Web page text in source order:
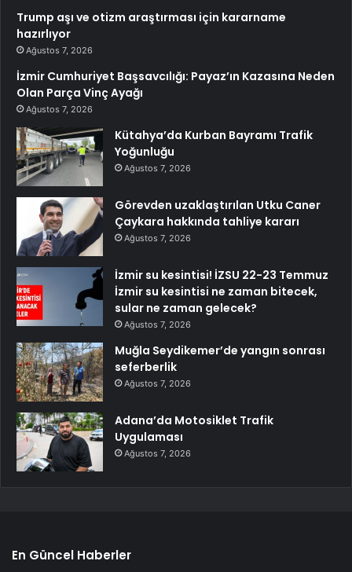
Trump aşı ve otizm araştırması için kararname
hazırlıyor
Ağustos 7, 2026
İzmir Cumhuriyet Başsavcılığı: Payaz’ın Kazasına Neden
Olan Parça Vinç Ayağı
Ağustos 7, 2026
Kütahya’da Kurban Bayramı Trafik
Yoğunluğu
Ağustos 7, 2026
Görevden uzaklaştırılan Utku Caner
Çaykara hakkında tahliye kararı
Ağustos 7, 2026
İzmir su kesintisi! İZSU 22-23 Temmuz
İzmir su kesintisi ne zaman bitecek,
sular ne zaman gelecek?
Ağustos 7, 2026
Muğla Seydikemer’de yangın sonrası
seferberlik
Ağustos 7, 2026
Adana’da Motosiklet Trafik
Uygulaması
Ağustos 7, 2026
En Güncel Haberler